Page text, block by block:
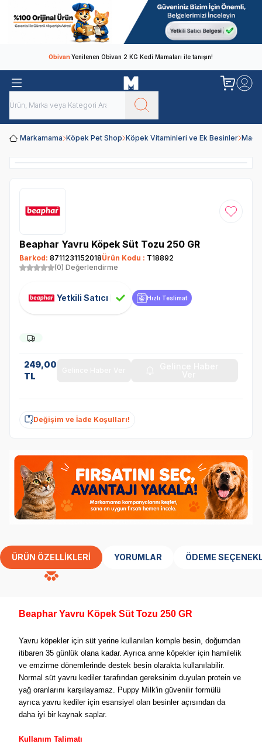
ObivanYenilenen Obivan 2 KG Kedi Mamaları ile tanışın!
Markamama Köpek Pet Shop Köpek Vitaminleri ve Ek Besinler
Favoriye
Beaphar Yavru Köpek Süt Tozu 250 GR
Barkod: 8711231152018Ürün Kodu : T18892
(0) Değerlendirme
Yetkili Satıcı Hızlı Teslimat
249,00
TL
Değişim ve İade Koşulları!
ÜRÜN ÖZELLIKLERI YORUMLAR ÖDEME
Beaphar Yavru Köpek Süt Tozu 250 GR
Yavru köpekler için süt yerine kullanılan komple besin, doğumdan
itibaren 35 günlük olana kadar. Ayrıca anne köpekler için hamilelik
ve emzirme dönemlerinde destek besin olarakta kullanılabilir.
Normal süt yavru kediler tarafından gereksinim duyulan protein ve
yağ oranlarını karşılayamaz. Puppy Milk'in güvenilir formülü
ayrıca yavru kediler için esansiyel olan besinler açısından da
daha iyi bir kaynak saplar.
Kullanım Talimatı